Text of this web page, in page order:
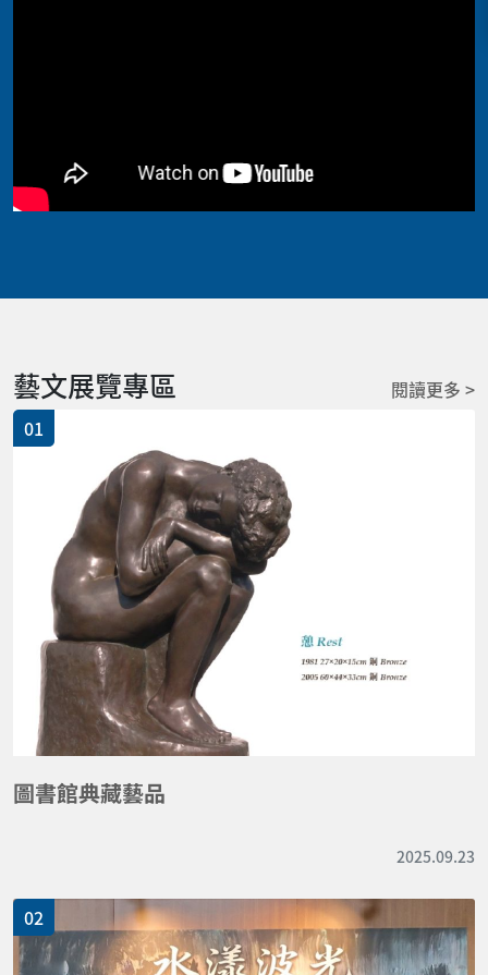
藝文展覽專區
閱讀更多 >
01
圖書館典藏藝品
2025.09.23
02